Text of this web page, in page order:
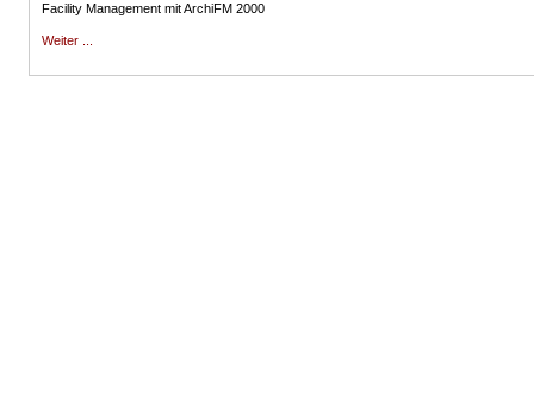
Facility Management mit ArchiFM 2000
Weiter ...